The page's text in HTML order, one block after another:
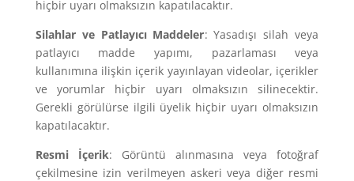
hiçbir uyarı olmaksızın kapatılacaktır.
Silahlar ve Patlayıcı Maddeler: Yasadışı silah veya
patlayıcı madde yapımı, pazarlaması veya
kullanımına ilişkin içerik yayınlayan videolar, içerikler
ve yorumlar hiçbir uyarı olmaksızın silinecektir.
Gerekli görülürse ilgili üyelik hiçbir uyarı olmaksızın
kapatılacaktır.
Resmi İçerik: Görüntü alınmasına veya fotoğraf
çekilmesine izin verilmeyen askeri veya diğer resmi